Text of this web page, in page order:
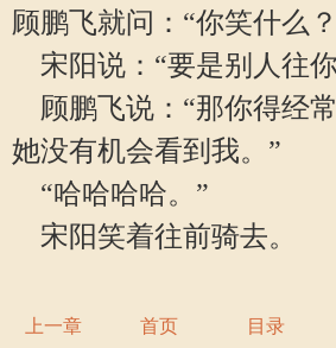
顾鹏飞就问：“你笑什么
宋阳说：“要是别人往
顾鹏飞说：“那你得经
她没有机会看到我。”
“哈哈哈哈。”
宋阳笑着往前骑去。
上一章 首页 目录